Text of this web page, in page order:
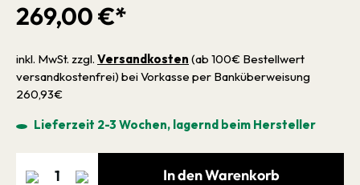
269,00 €*
inkl. MwSt. zzgl. Versandkosten (ab 100€ Bestellwert
versandkostenfrei) bei Vorkasse per Banküberweisung
260,93€
Lieferzeit 2-3 Wochen, lagernd beim Hersteller
In den Warenkorb